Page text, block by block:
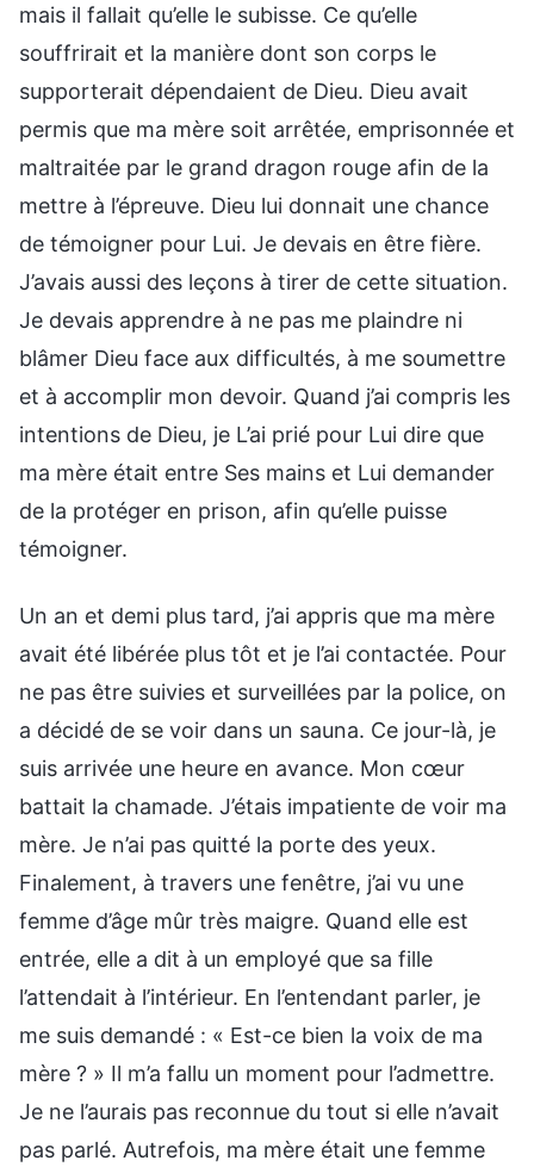
mais il fallait qu’elle le subisse. Ce qu’elle
souffrirait et la manière dont son corps le
supporterait dépendaient de Dieu. Dieu avait
permis que ma mère soit arrêtée, emprisonnée et
maltraitée par le grand dragon rouge afin de la
mettre à l’épreuve. Dieu lui donnait une chance
de témoigner pour Lui. Je devais en être fière.
J’avais aussi des leçons à tirer de cette situation.
Je devais apprendre à ne pas me plaindre ni
blâmer Dieu face aux difficultés, à me soumettre
et à accomplir mon devoir. Quand j’ai compris les
intentions de Dieu, je L’ai prié pour Lui dire que
ma mère était entre Ses mains et Lui demander
de la protéger en prison, afin qu’elle puisse
témoigner.
Un an et demi plus tard, j’ai appris que ma mère
avait été libérée plus tôt et je l’ai contactée. Pour
ne pas être suivies et surveillées par la police, on
a décidé de se voir dans un sauna. Ce jour-là, je
suis arrivée une heure en avance. Mon cœur
battait la chamade. J’étais impatiente de voir ma
mère. Je n’ai pas quitté la porte des yeux.
Finalement, à travers une fenêtre, j’ai vu une
femme d’âge mûr très maigre. Quand elle est
entrée, elle a dit à un employé que sa fille
l’attendait à l’intérieur. En l’entendant parler, je
me suis demandé : « Est-ce bien la voix de ma
mère ? » Il m’a fallu un moment pour l’admettre.
Je ne l’aurais pas reconnue du tout si elle n’avait
pas parlé. Autrefois, ma mère était une femme